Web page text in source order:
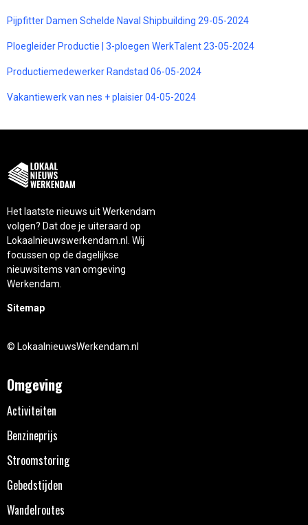
Pijpfitter Damen Schelde Naval Shipbuilding 29-05-2024
Ploegleider Productie | 3-ploegen WerkTalent 23-05-2024
Productiemedewerker Randstad 06-05-2024
Vakantiewerk van nes + plaisier 04-05-2024
Het laatste nieuws uit Werkendam
volgen? Dat doe je uiteraard op
Lokaalnieuwswerkendam.nl. Wij
focussen op de dagelijkse
nieuwsitems van omgeving
Werkendam.
Sitemap
© LokaalnieuwsWerkendam.nl
Omgeving
Activiteiten
Benzineprijs
Stroomstoring
Gebedstijden
Wandelroutes